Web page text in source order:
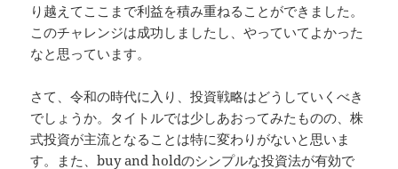
り越えてここまで利益を積み重ねることができました。
このチャレンジは成功しましたし、やっていてよかった
なと思っています。
さて、令和の時代に入り、投資戦略はどうしていくべき
でしょうか。タイトルでは少しあおってみたものの、株
式投資が主流となることは特に変わりがないと思いま
す。また、buy and holdのシンプルな投資法が有効で